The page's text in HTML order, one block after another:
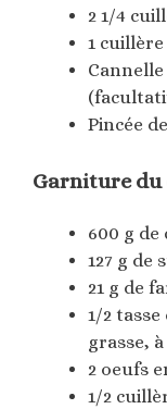
2 1/4
1
Pincée
Garniture du
600 g de
127 g de
21 g de
1/2
grasse,
2 oeufs
1/2